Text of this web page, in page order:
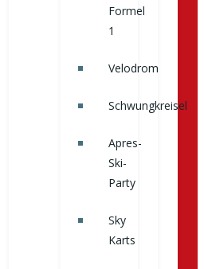
Formel
1
Velodrom
Schwungkreisel
Apres-
Ski-
Party
Sky
Karts